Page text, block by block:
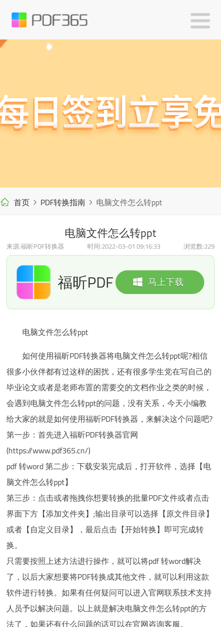
首页 PDF转换指南 电脑文件怎么转ppt
电脑文件怎么转ppt
来源:福昕PDF转换器 时间:2022-03-01 09:16:33 浏览数:229
马上下载
福昕PDF
转换器
电脑文件怎么转ppt
如何使用福昕PDF转换器将电脑文件怎么转ppt呢?相信
很多小伙伴都有过这样的困扰，还有很多学生党在写自己的
毕业论文或者是老师布置的需要交的文档作业之类的时候，
会遇到电脑文件怎么转ppt的问题，没有关系，今天小编教
给大家的就是如何使用福昕PDF转换器，来解决这个问题吧?
第一步：首先进入福昕PDF转换器官网
(https://www.pdf365.cn/)
pdf 转word 第二步：下载安装完成后，打开软件，选择【电
脑文件怎么转ppt】
第三步：点击或者拖拽你想要转换的批量PDF文件或者点击
界面下方【添加文件夹】;输出目录可以选择【原文件目录】
或者【自定义目录】，最后点击【开始转换】即可完成转
换。
只需要按照上述方法进行操作，就可以将pdf 转word解决
了，以后大家想要将PDF转换成其他文件，就可以利用这款
软件进行转换。如果有任何疑问可以进入官网联系技术支持
人员予以解决问题。以上就是解决电脑文件怎么转ppt的方
法了，如果还有什么问题的话可以在官网咨询客服。